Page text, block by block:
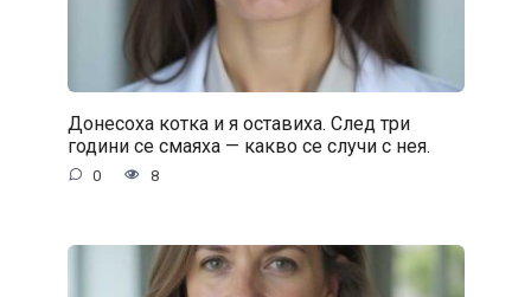
Донесоха котка и я оставиха. След три
години се смаяха — какво се случи с нея.
0 8